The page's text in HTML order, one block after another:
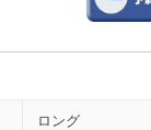
ロング